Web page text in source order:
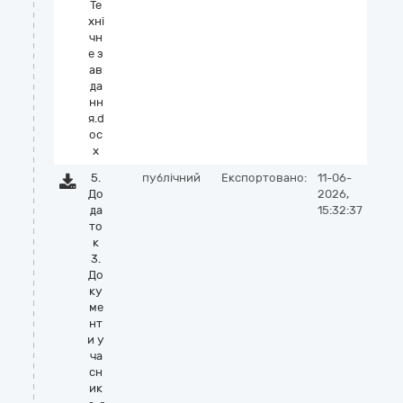
Те
хні
чн
е з
ав
да
нн
я.d
oc
x
5.
До
да
то
к
3.
До
ку
ме
нт
и у
ча
сн
ик
публічний Експортовано:
11-06-
2026,
15:32:37